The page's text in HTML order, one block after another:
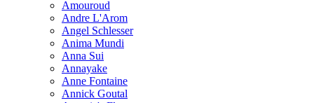
Amouroud
Andre L'Arom
Angel Schlesser
Anima Mundi
Anna Sui
Annayake
Anne Fontaine
Annick Goutal